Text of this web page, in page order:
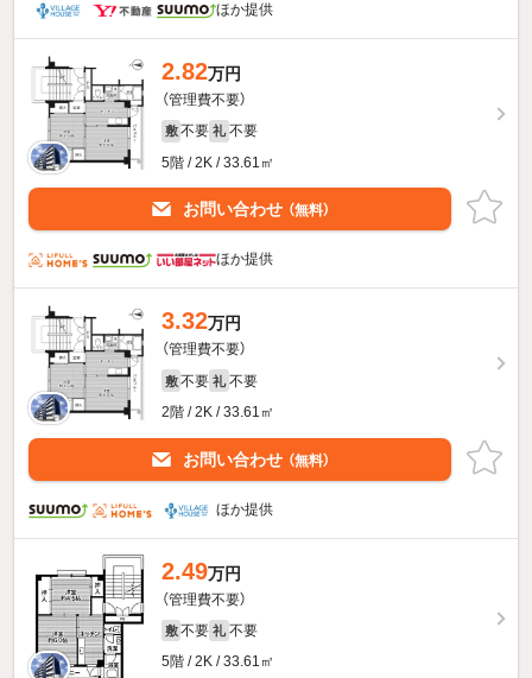
ほか提供
2.82万円
（管理費不要）
敷 不要 礼 不要
5階 / 2K / 33.61㎡
お問い合わせ （無料）
ほか提供
3.32万円
（管理費不要）
敷 不要 礼 不要
2階 / 2K / 33.61㎡
お問い合わせ （無料）
ほか提供
2.49万円
（管理費不要）
敷 不要 礼 不要
5階 / 2K / 33.61㎡